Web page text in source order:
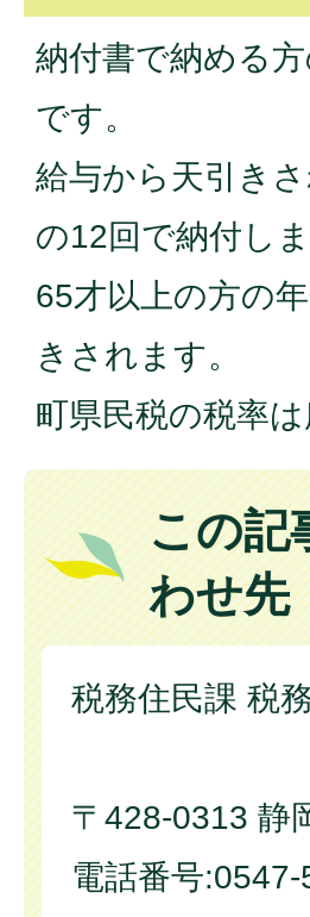
納付書で納める
です。
給与から天引き
の12回で納付しま
65才以上の方の
きされます。
町県民税の税率
この記
わせ先
税務住民課 税
〒428-0313 静
電話番号